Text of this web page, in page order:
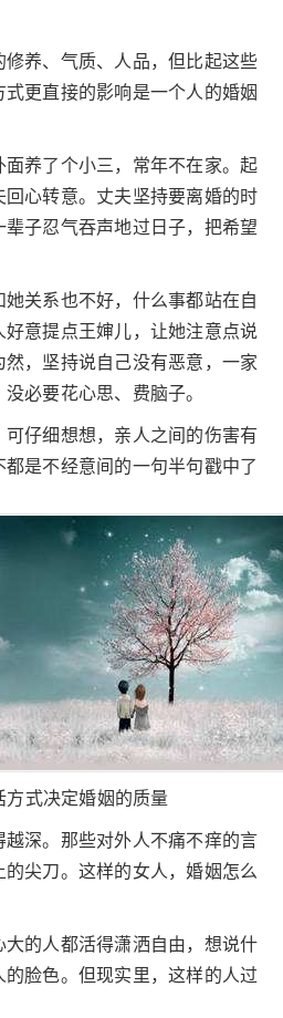
养、气质、人品，但比起这些
更直接的影响是一个人的婚姻
养了个小三，常年不在家。起
心转意。丈夫坚持要离婚的时
子忍气吞声地过日子，把希望
关系也不好，什么事都站在自
意提点王婶儿，让她注意点说
，坚持说自己没有恶意，一家
必要花心思、费脑子。
仔细想想，亲人之间的伤害有
是不经意间的一句半句戳中了
方式决定婚姻的质量
深。那些对外人不痛不痒的言
尖刀。这样的女人，婚姻怎么
的人都活得潇洒自由，想说什
脸色。但现实里，这样的人过